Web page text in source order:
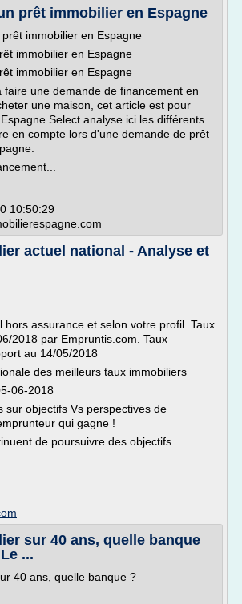
prêt immobilier en Espagne
immobilier en Espagne
immobilier en Espagne
immobilier en Espagne
faire une demande de financement en
une maison, cet article est pour
Select analyse ici les différents
en compte lors d'une demande de prêt
10:50:29
actuel national - Analyse et
hors assurance et selon votre profil. Taux
2018 par Empruntis.com. Taux
au 14/05/2018
des meilleurs taux immobiliers
06-2018
sur objectifs Vs perspectives de
qui gagne !
de poursuivre des objectifs
sur 40 ans, quelle banque
...
40 ans, quelle banque ?